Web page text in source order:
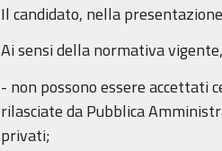
Il candidato, nella
Ai sensi della normativa
- non possono essere accettati
rilasciate da Pubblica
privati;